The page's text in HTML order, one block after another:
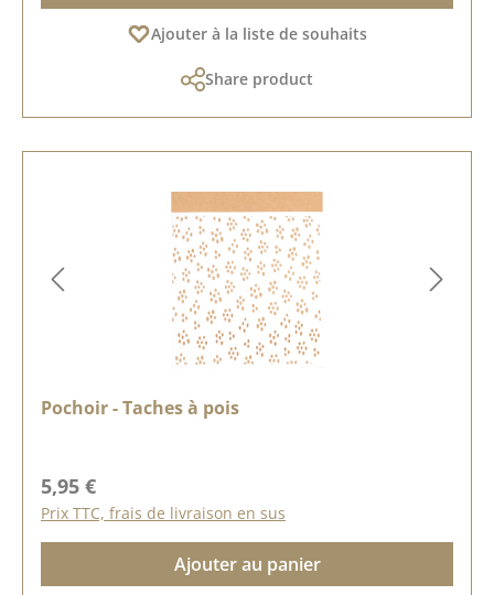
Ajouter à la liste de souhaits
Share product
Pochoir - Taches à pois
Prix régulier :
5,95 €
Prix TTC, frais de livraison en sus
Ajouter au panier